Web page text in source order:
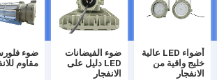
أضواء LED عالية
خليج واقية من
الانفجار
ضوء الفيضانات
LED دليل على
الانفجار
ضوء
مقاوم